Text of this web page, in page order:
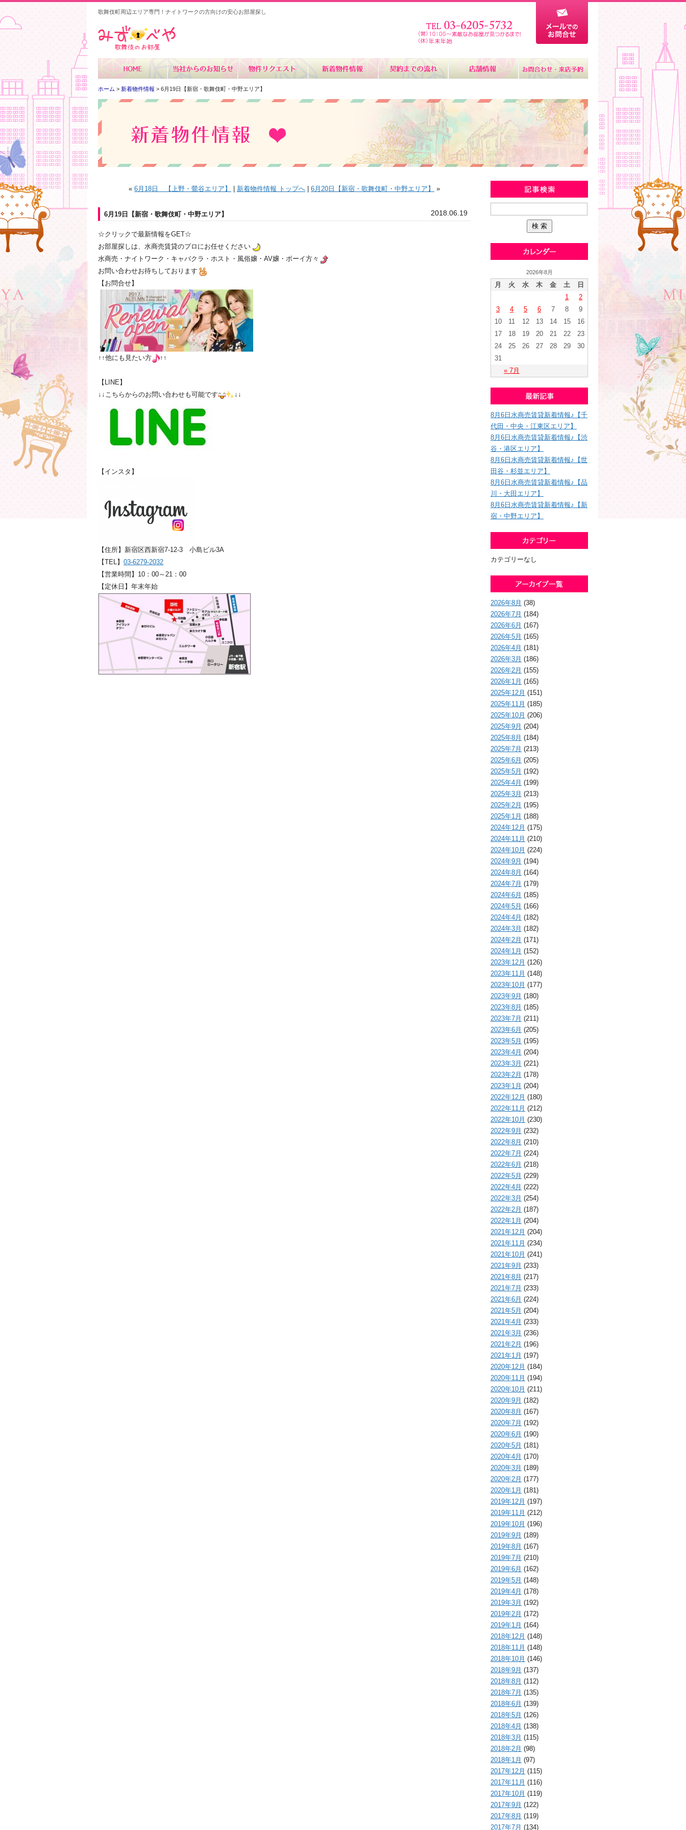
歌舞伎町周辺エリア専門！ナイトワークの方向けの安心お部屋探し
ホーム > 新着物件情報 > 6月19日【新宿・歌舞伎町・中野エリア】
新着物件情報
« 6月18日 【上野・鶯谷エリア】 新着物件情報 トップへ 6月20日【新宿・歌舞伎町・中野エリア】 »
6月19日【新宿・歌舞伎町・中野エリア】 2018.06.19
☆クリックで最新情報をGET☆
お部屋探しは、水商売賃貸のプロにお任せください
水商売・ナイトワーク・キャバクラ・ホスト・風俗嬢・AV嬢・ボーイ方々
お問い合わせお待ちしております
【お問合せ】
↑↑他にも見たい方 ↑↑
【LINE】
↓↓こちらからのお問い合わせも可能です
↓↓
【インスタ】
【住所】新宿区西新宿7-12-3 小島ビル3A
【TEL】 03-6279-2032
【営業時間】10：00～21：00
【定休日】年末年始
2026年8月
月 火 水 木 金 土 日
« 7月
1
2
3
4 5 6 7 8
9
10
11 12 13 14 15
16
17
18 19 20 21 22
23
24
25 26 27 28 29
30
31
8月6日水商売賃貸新着情報♪【千
代田・中央・江東区エリア】
8月6日水商売賃貸新着情報♪【渋
谷・港区エリア】
8月6日水商売賃貸新着情報♪【世
田谷・杉並エリア】
8月6日水商売賃貸新着情報♪【品
川・大田エリア】
8月6日水商売賃貸新着情報♪【新
宿・中野エリア】
カテゴリーなし
2026年8月 (38)
2026年7月 (184)
2026年6月 (167)
2026年5月 (165)
2026年4月 (181)
2026年3月 (186)
2026年2月 (155)
2026年1月 (165)
2025年12月 (151)
2025年11月 (185)
2025年10月 (206)
2025年9月 (204)
2025年8月 (184)
2025年7月 (213)
2025年6月 (205)
2025年5月 (192)
2025年4月 (199)
2025年3月 (213)
2025年2月 (195)
2025年1月 (188)
2024年12月 (175)
2024年11月 (210)
2024年10月 (224)
2024年9月 (194)
2024年8月 (164)
2024年7月 (179)
2024年6月 (185)
2024年5月 (166)
2024年4月 (182)
2024年3月 (182)
2024年2月 (171)
2024年1月 (152)
2023年12月 (126)
2023年11月 (148)
2023年10月 (177)
2023年9月 (180)
2023年8月 (185)
2023年7月 (211)
2023年6月 (205)
2023年5月 (195)
2023年4月 (204)
2023年3月 (221)
2023年2月 (178)
2023年1月 (204)
2022年12月 (180)
2022年11月 (212)
2022年10月 (230)
2022年9月 (232)
2022年8月 (210)
2022年7月 (224)
2022年6月 (218)
2022年5月 (229)
2022年4月 (222)
2022年3月 (254)
2022年2月 (187)
2022年1月 (204)
2021年12月 (204)
2021年11月 (234)
2021年10月 (241)
2021年9月 (233)
2021年8月 (217)
2021年7月 (233)
2021年6月 (224)
2021年5月 (204)
2021年4月 (233)
2021年3月 (236)
2021年2月 (196)
2021年1月 (197)
2020年12月 (184)
2020年11月 (194)
2020年10月 (211)
2020年9月 (182)
2020年8月 (167)
2020年7月 (192)
2020年6月 (190)
2020年5月 (181)
2020年4月 (170)
2020年3月 (189)
2020年2月 (177)
2020年1月 (181)
2019年12月 (197)
2019年11月 (212)
2019年10月 (196)
2019年9月 (189)
2019年8月 (167)
2019年7月 (210)
2019年6月 (162)
2019年5月 (148)
2019年4月 (178)
2019年3月 (192)
2019年2月 (172)
2019年1月 (164)
2018年12月 (148)
2018年11月 (148)
2018年10月 (146)
2018年9月 (137)
2018年8月 (112)
2018年7月 (135)
2018年6月 (139)
2018年5月 (126)
2018年4月 (138)
2018年3月 (115)
2018年2月 (98)
2018年1月 (97)
2017年12月 (115)
2017年11月 (116)
2017年10月 (119)
2017年9月 (122)
2017年8月 (119)
2017年7月 (134)